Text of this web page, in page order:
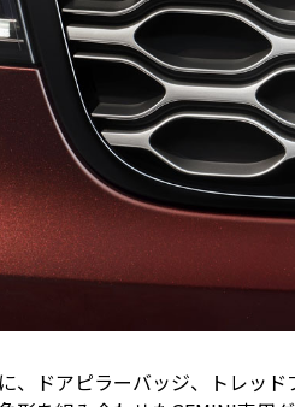
、ドアピラーバッジ、トレッ